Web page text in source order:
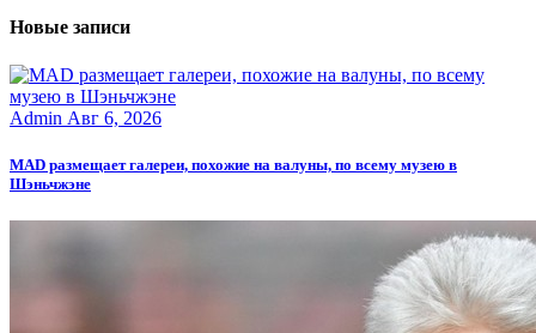
Новые записи
Admin Авг 6, 2026
MAD размещает галереи, похожие на валуны, по всему музею в
Шэньчжэне